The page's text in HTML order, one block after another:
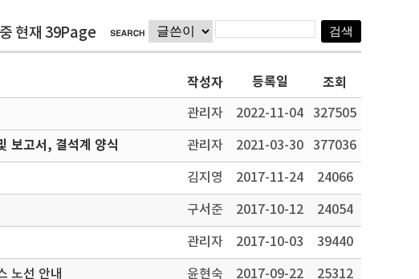
현재 39Page
작성자 등록일 조회
관리자 2022-11-04 327505
보고서, 결석계 양식 관리자 2021-03-30 377036
김지영 2017-11-24 24066
구서준 2017-10-12 24054
관리자 2017-10-03 39440
노선 안내 윤현숙 2017-09-22 25312